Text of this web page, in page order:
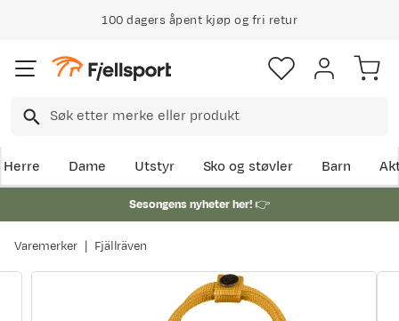
100 dagers åpent kjøp og fri retur
Herre Dame Utstyr Sko og støvler Barn
Sesongens nyheter her!👉
Varemerker Fjällräven